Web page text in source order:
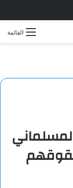
القائمة